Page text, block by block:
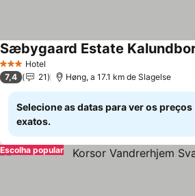
3 EstrelasHotel
Sæbygaard Estate
7,4 21 Høng, a 17.1 km de Slagelse
Selecione as datas para ver os preços
exatos.
Escolha popular